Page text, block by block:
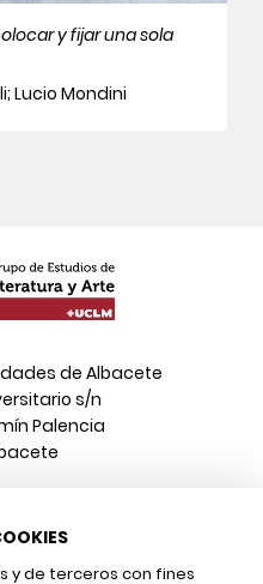
y fijar una sola
Lucio Mondini
de Albacete
s/n
Palencia
376
y de terceros con fines